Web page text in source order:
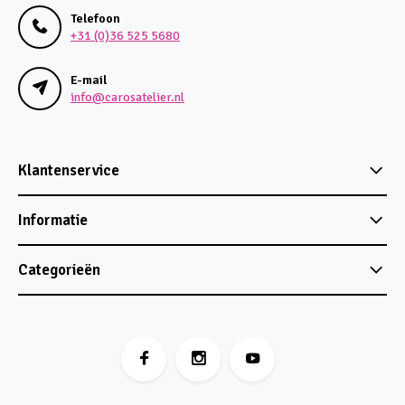
Telefoon
+31 (0)36 525 5680
E-mail
info@carosatelier.nl
Klantenservice
Informatie
Categorieën